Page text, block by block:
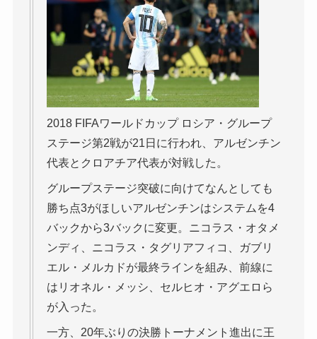
2018 FIFAワールドカップ ロシア・グループ
ステージ第2戦が21日に行われ、アルゼンチン
代表とクロアチア代表が対戦した。
グループステージ突破に向けてなんとしても
勝ち点3がほしいアルゼンチンはシステムを4
バックから3バックに変更。ニコラス・オタメ
ンディ、ニコラス・タグリアフィコ、ガブリ
エル・メルカドが最終ラインを組み、前線に
はリオネル・メッシ、セルヒオ・アグエロら
が入った。
一方、20年ぶりの決勝トーナメント進出に王